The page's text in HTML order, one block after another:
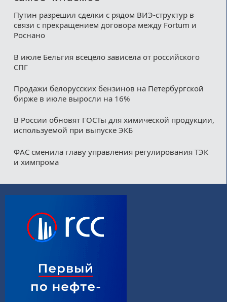
Путин разрешил сделки с рядом ВИЭ-структур в
связи с прекращением договора между Fortum и
Роснано
В июле Бельгия всецело зависела от российского
СПГ
Продажи белорусских бензинов на Петербургской
бирже в июле выросли на 16%
В России обновят ГОСТы для химической продукции,
используемой при выпуске ЭКБ
ФАС сменила главу управления регулирования ТЭК
и химпрома